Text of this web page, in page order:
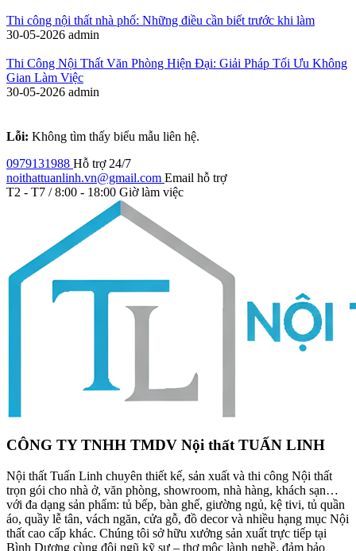
Thi công nội thất nhà phố: Những điều cần biết trước khi làm
30-05-2026 admin
Thi Công Nội Thất Văn Phòng Hiện Đại: Giải Pháp Tối Ưu Không
Gian Làm Việc
30-05-2026 admin
Lỗi: Không tìm thấy biểu mẫu liên hệ.
0979131988 Hỗ trợ 24/7
noithattuanlinh.vn@gmail.com Email hỗ trợ
T2 - T7 / 8:00 - 18:00 Giờ làm việc
CÔNG TY TNHH TMDV Nội thất TUẤN LINH
Nội thất Tuấn Linh chuyên thiết kế, sản xuất và thi công Nội thất
trọn gói cho nhà ở, văn phòng, showroom, nhà hàng, khách sạn…
với đa dạng sản phẩm: tủ bếp, bàn ghế, giường ngủ, kệ tivi, tủ quần
áo, quầy lễ tân, vách ngăn, cửa gỗ, đồ decor và nhiều hạng mục Nội
thất cao cấp khác. Chúng tôi sở hữu xưởng sản xuất trực tiếp tại
Bình Dương cùng đội ngũ kỹ sư – thợ mộc lành nghề, đảm bảo